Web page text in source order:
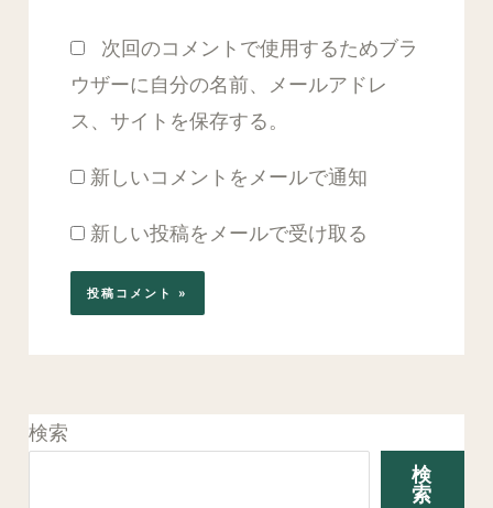
ト
次回のコメントで使用するためブラ
ウザーに自分の名前、メールアドレ
ス、サイトを保存する。
新しいコメントをメールで通知
新しい投稿をメールで受け取る
検索
検
索